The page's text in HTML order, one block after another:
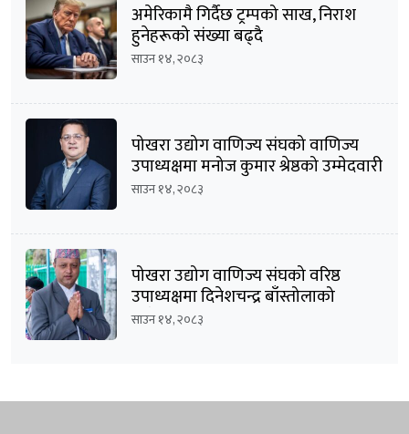
अमेरिकामै गिर्दैछ ट्रम्पको साख, निराश
हुनेहरूको संख्या बढ्दै
साउन १४, २०८३
पोखरा उद्योग वाणिज्य संघको वाणिज्य
उपाध्यक्षमा मनोज कुमार श्रेष्ठको उम्मेदवारी
घोषणा
साउन १४, २०८३
पोखरा उद्योग वाणिज्य संघको वरिष्ठ
उपाध्यक्षमा दिनेशचन्द्र बाँस्तोलाको
उम्मेदवारी घोषणा
साउन १४, २०८३